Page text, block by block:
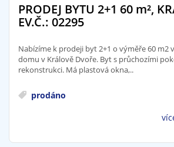
PRODEJ BYTU 2+1 60 m²,
EV.Č.: 02295
Nabízíme k prodeji byt 2+1 o výměře 60 m2
domu v Králově Dvoře. Byt s průchozími
rekonstrukci. Má plastová okna,..
prodáno